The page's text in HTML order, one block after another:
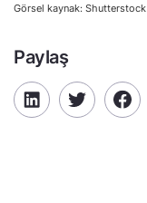
Görsel kaynak: Shutterstock
Paylaş